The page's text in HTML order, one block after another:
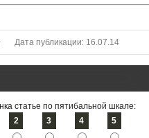
Дата публикации: 16.07.14
статье по пятибальной шкале:
2 3 4 5